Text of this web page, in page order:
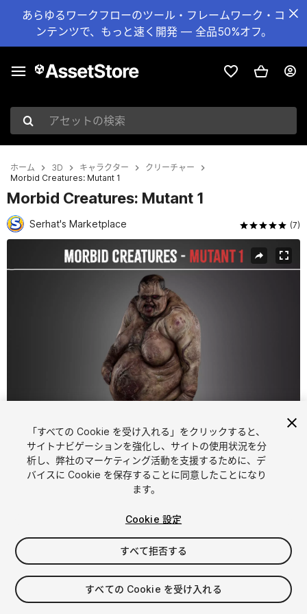
あらゆるワークフローのツール・フレームワーク・コ
ンテンツで、もっと速く開発 — 全品50%オフ。
アセットの検索
ホーム 3D キャラクター
クリーチャー
Morbid Creatures: Mutant 1
Morbid Creatures: Mutant 1
Serhat's Marketplace (7)
現在のスライド：1 / 5
FREE
194viewsin the past week
「すべての Cookie を受け入れる」をクリックすると、
サイトナビゲーションを強化し、サイトの使用状況を分
析し、弊社のマーケティング活動を支援するために、デ
バイスに Cookie を保存することに同意したことになり
ます。
Cookie 設定
すべて拒否する
すべての Cookie を受け入れる